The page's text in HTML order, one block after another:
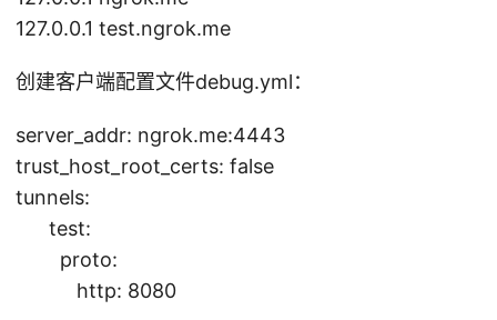
u
c
m
/i
n
127.0.0.1 test.ngrok.me
创建客户端配置文件debug.yml：
server_addr: ngrok.me:4443
trust_host_root_certs: false
tunnels:
test:
proto:
http: 8080